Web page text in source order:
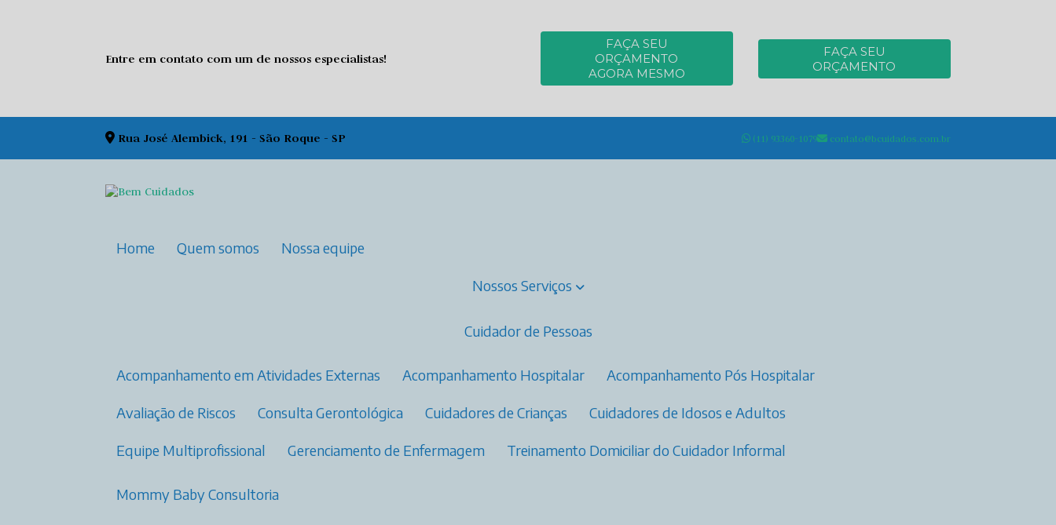
Entre em contato com um de nossos especialistas!
FAÇA SEU
ORÇAMENTO
AGORA MESMO
FAÇA SEU
ORÇAMENTO
Rua José Alembick, 191 - São Roque - SP (11) 93360-1079 contato@bcuidados.com.br
Home Quem somos Nossa equipe
Nossos Serviços
Cuidador de Pessoas
Acompanhamento em Atividades Externas Acompanhamento Hospitalar Acompanhamento Pós Hospitalar
Avaliação de Riscos Consulta Gerontológica Cuidadores de Crianças Cuidadores de Idosos e Adultos
Equipe Multiprofissional Gerenciamento de Enfermagem Treinamento Domiciliar do Cuidador Informal
Mommy Baby Consultoria